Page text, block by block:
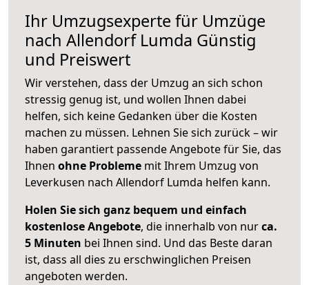
Ihr Umzugsexperte für Umzüge
nach Allendorf Lumda Günstig
und Preiswert
Wir verstehen, dass der Umzug an sich schon
stressig genug ist, und wollen Ihnen dabei
helfen, sich keine Gedanken über die Kosten
machen zu müssen. Lehnen Sie sich zurück – wir
haben garantiert passende Angebote für Sie, das
Ihnen ohne Probleme mit Ihrem Umzug von
Leverkusen nach Allendorf Lumda helfen kann.
Holen Sie sich ganz bequem und einfach
kostenlose Angebote, die innerhalb von nurca.
5 Minuten bei Ihnen sind. Und das Beste daran
ist, dass all dies zu erschwinglichen Preisen
angeboten werden.